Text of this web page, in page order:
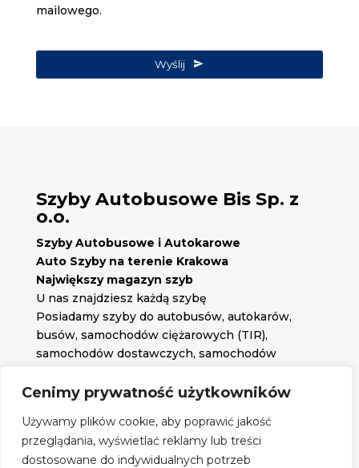
Cenimy prywatność użytkowników
Używamy plików cookie, aby poprawić jakość
przeglądania, wyświetlać reklamy lub treści
dostosowane do indywidualnych potrzeb
mailowego.
Wyślij
Szyby Autobusowe Bis Sp. z
o.o.
Szyby Autobusowe i Autokarowe
Auto Szyby na terenie Krakowa
Największy magazyn szyb
U nas znajdziesz każdą szybę
Posiadamy szyby do autobusów, autokarów,
busów, samochodów ciężarowych (TIR),
samochodów dostawczych, samochodów
potrzebujesz.
Znajdź nas na: 
Obserwuj nas na: